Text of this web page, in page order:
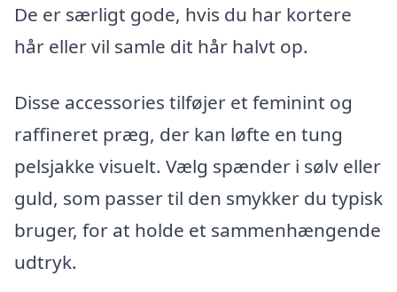
De er særligt gode, hvis du har kortere
hår eller vil samle dit hår halvt op.
Disse accessories tilføjer et feminint og
raffineret præg, der kan løfte en tung
pelsjakke visuelt. Vælg spænder i sølv eller
guld, som passer til den smykker du typisk
bruger, for at holde et sammenhængende
udtryk.